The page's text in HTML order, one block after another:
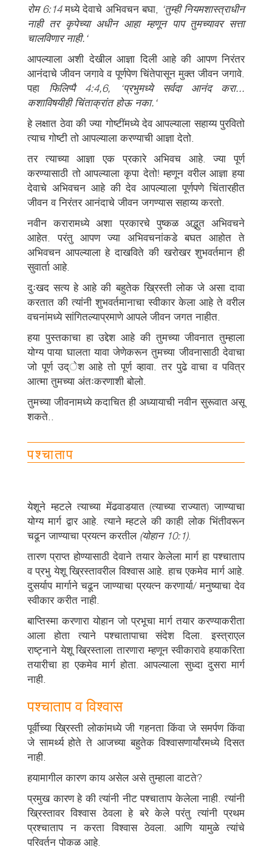
रोम 6:14मध्ये देवाचे अभिवचन बघा,
‘तुम्ही नियमशास्त्राधीन
नाही तर कृपेच्या अधीन आहा म्हणून पाप तुमच्यावर सत्ता
चालविणार नाही.‘
आपल्याला अशी देखील आज्ञा दिली आहे की आपण निरंतर
आनंदाचे जीवन जगावे व पूर्णपेण चिंतेपासून मुक्त जीवन जगावे.
पहा फिलिप्पै 4:4,6, ‘प्रभुमध्ये सर्वदा आनंद करा...
कशाविषयीही चिंताक्रांत होऊ नका.‘
हे लक्षात ठेवा की ज्या गोष्टींमध्ये देव आपल्याला सहाय्य पुरवितो
त्याच गोष्टी तो आपल्याला करण्याची आज्ञा देतो.
तर त्याच्या आज्ञा एक प्रकारे अभिवच आहे. ज्या पूर्ण
करण्यासाठी तो आपल्याला कृपा देतो! म्हणून वरील आज्ञा हया
देवाचे अभिवचन आहे की देव आपल्याला पूर्णपणे चिंतारहीत
जीवन व निरंतर आनंदाचे जीवन जगण्यास सहाय्य करतो.
नवीन करारामध्ये अशा प्रकारचे पुष्कळ अद्भुत अभिवचने
आहेत. परंतु आपण ज्या अभिवचनांकडे बघत आहोत ते
अभिवचन आपल्याला हे दाखविते की खरोखर शुभवर्तमान ही
सुवार्ता आहे.
दुःखद सत्य हे आहे की बहुतेक ख्रिस्ती लोक जे असा दावा
करतात की त्यांनी शुभवर्तमानाचा स्वीकार केला आहे ते वरील
वचनांमध्ये सांगितल्याप्रमाणे आपले जीवन जगत नाहीत.
हया पुस्तकाचा हा उद्देश आहे की तुमच्या जीवनात तुम्हाला
योग्य पाया घालता यावा जेणेकरून तुमच्या जीवनासाठी देवाचा
जो पूर्ण उद्ेश आहे तो पूर्ण व्हावा. तर पुढे वाचा व पवित्र
आत्मा तुमच्या अंतःकरणाशी बोलो.
तुमच्या जीवनामध्ये कदाचित ही अध्यायाची नवीन सुरूवात असू
शकते..
पश्चाताप
येशूने म्हटले त्याच्या मेंढवाडयात (त्याच्या राज्यात) जाण्याचा
योग्य मार्ग द्वार आहे. त्याने म्हटले की काही लोक भिंतीवरून
चढून जाण्याचा प्रयत्न करतील (योहान 10:1).
तारण प्राप्त होण्यासाठी देवाने तयार केलेला मार्ग हा पश्चाताप
व प्रभु येशू ख्रिस्तावरील विश्वास आहे. हाच एकमेव मार्ग आहे.
दुसर्याप मार्गाने चढून जाण्याचा प्रयत्न करणार्या/ मनुष्याचा देव
स्वीकार करीत नाही.
बाप्तिस्मा करणारा योहान जो प्रभूचा मार्ग तयार करण्याकरीता
आला होता त्याने पश्चातापाचा संदेश दिला. इस्त्राएल
राष्ट्नाने येशू ख्रिस्ताला तारणारा म्हणून स्वीकारावे हयाकरिता
तयारीचा हा एकमेव मार्ग होता. आपल्याला सुध्दा दुसरा मार्ग
नाही.
पश्चाताप व विश्वास
पूर्वीच्या ख्रिस्ती लोकांमध्ये जी गहनता किंवा जे समर्पण किंवा
जे सामर्थ्य होते ते आजच्या बहुतेक विश्वासणार्यांरमध्ये दिसत
नाही.
हयामागील कारण काय असेल असे तुम्हाला वाटते?
प्रमुख कारण हे की त्यांनी नीट पश्चाताप केलेला नाही. त्यांनी
ख्रिस्तावर विश्वास ठेवला हे बरे केले परंतु त्यांनी प्रथम
प्रश्चाताप न करता विश्वास ठेवला. आणि यामुळे त्यांचे
परिवर्तन पोकळ आहे.